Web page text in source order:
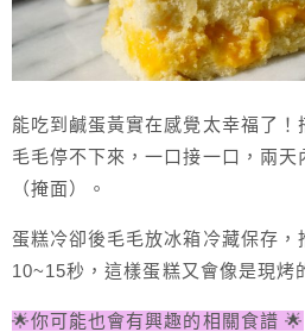
能吃到鹹蛋黃實在感覺太幸福了
毛毛停不下來，一口接一口，兩天
（掩面）。
蛋糕冷卻後毛毛放冰箱冷藏保存，
10~15秒，這樣蛋糕又會像是現烤
🌟你可能也會有興趣的相關食譜 🌟